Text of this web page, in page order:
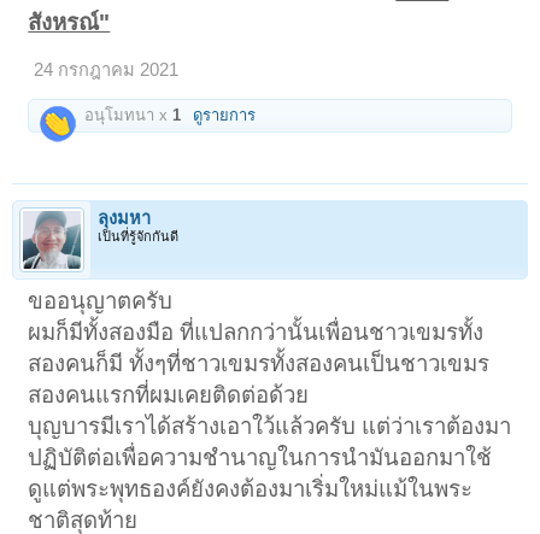
สังหรณ์"
24 กรกฎาคม 2021
อนุโมทนา x 1 ดูรายการ
ลุงมหา
เป็นที่รู้จักกันดี
ขออนุญาตครับ
ผมก็มีทั้งสองมือ ที่แปลกกว่านั้นเพื่อนชาวเขมรทั้ง
สองคนก็มี ทั้งๆที่ชาวเขมรทั้งสองคนเป็นชาวเขมร
สองคนแรกที่ผมเคยติดต่อด้วย
บุญบารมีเราได้สร้างเอาใว้แล้วครับ แต่ว่าเราต้องมา
ปฏิบัติต่อเพื่อความชำนาญในการนำมันออกมาใช้
ดูแต่พระพุทธองค์ยังคงต้องมาเริ่มใหม่แม้ในพระ
ชาติสุดท้าย